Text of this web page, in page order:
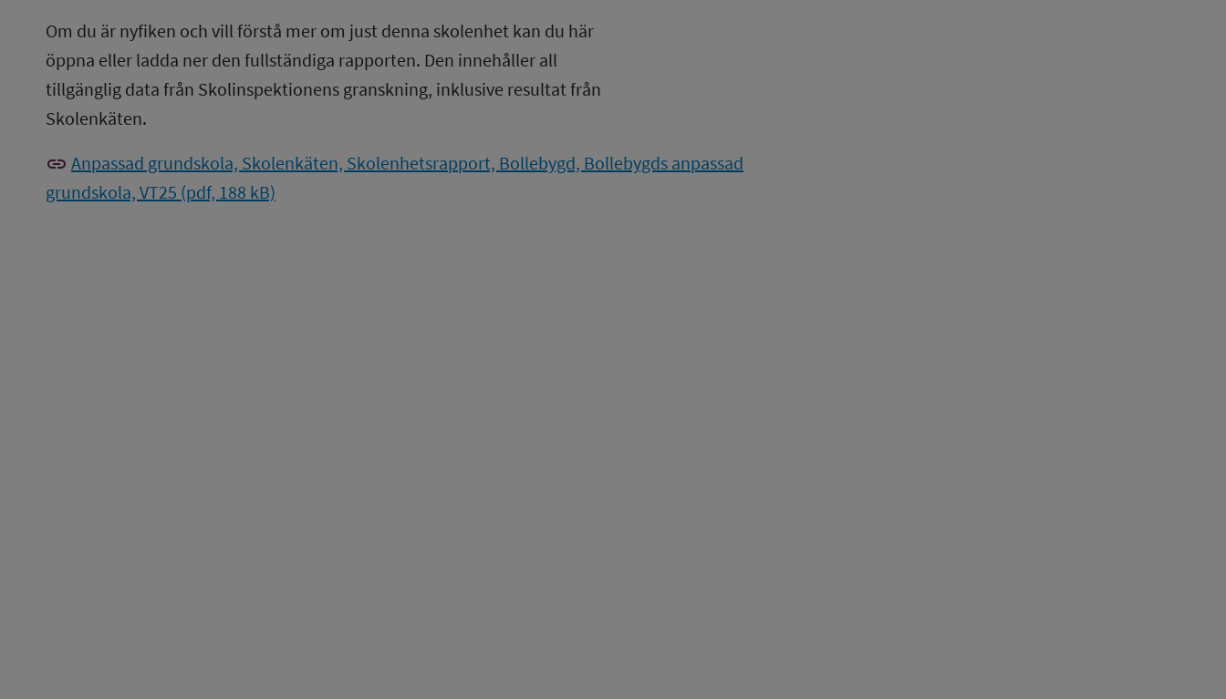
Om du är nyfiken och vill förstå mer om just denna skolenhet kan du här
öppna eller ladda ner den fullständiga rapporten. Den innehåller all
tillgänglig data från Skolinspektionens granskning, inklusive resultat från
Skolenkäten.
link Anpassad grundskola, Skolenkäten, Skolenhetsrapport, Bollebygd, Bollebygds anpassad
grundskola, VT25 (pdf, 188 kB)